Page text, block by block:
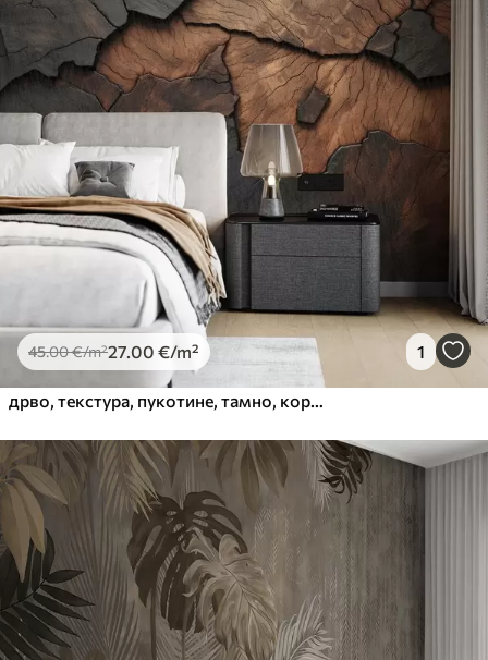
Standard
45.00 27.00€/m²
Premium
56.6734.00€/m²
Premium Vinil
65.0039.00€/m²
Peel and Stick
81.6749.00€/m²
45.00€/m²27 .00 €/m² 1